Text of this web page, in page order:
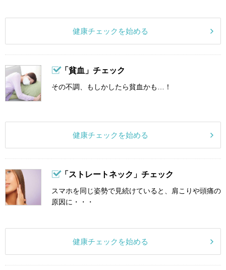
健康チェックを始める
「貧血」チェック
その不調、もしかしたら貧血かも…！
健康チェックを始める
「ストレートネック」チェック
スマホを同じ姿勢で見続けていると、肩こりや頭痛の
原因に・・・
健康チェックを始める